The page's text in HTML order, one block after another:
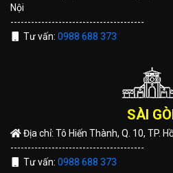
Nội
---------------------------------------
Tư vấn: 0988 688 373
SÀI
Địa chỉ: Tô Hiến Thành, Q. 10, TP.
---------------------------------------
Tư vấn: 0988 688 373